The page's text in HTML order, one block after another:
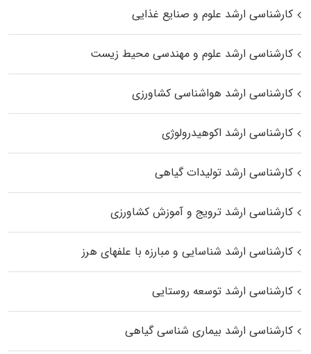
کارشناسی ارشد علوم و صنایع غذایی
کارشناسی ارشد علوم و مهندسی محیط زیست
کارشناسی ارشد هواشناسی کشاورزی
کارشناسی ارشد اکوهیدرولوژی
کارشناسی ارشد تولیدات گیاهی
کارشناسی ارشد ترویج و آموزش کشاورزی
کارشناسی ارشد شناسایی و مبارزه با علفهای هرز
کارشناسی ارشد توسعه روستایی
کارشناسی ارشد بیماری‌ شناسی گیاهی